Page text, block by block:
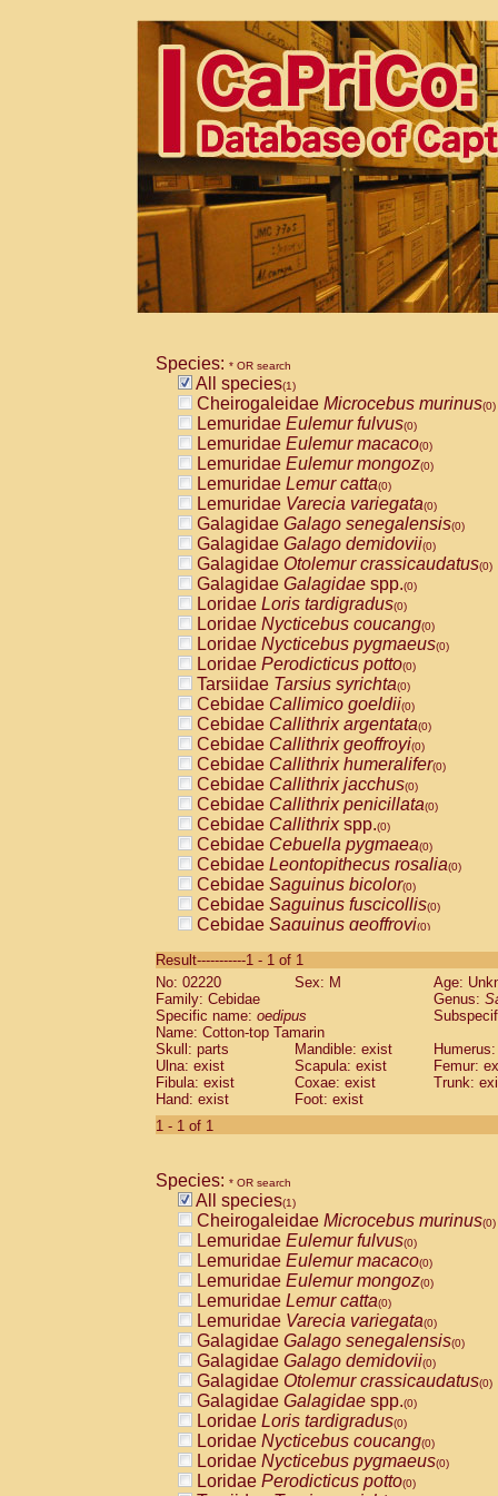
Species: * OR search
All species(1)
Cheirogaleidae Microcebus murinus(0)
Lemuridae Eulemur fulvus(0)
Lemuridae Eulemur macaco(0)
Lemuridae Eulemur mongoz(0)
Lemuridae Lemur catta(0)
Lemuridae Varecia variegata(0)
Galagidae Galago senegalensis(0)
Galagidae Galago demidovii(0)
Galagidae Otolemur crassicaudatus(0)
Galagidae Galagidae spp.(0)
Loridae Loris tardigradus(0)
Loridae Nycticebus coucang(0)
Loridae Nycticebus pygmaeus(0)
Loridae Perodicticus potto(0)
Tarsiidae Tarsius syrichta(0)
Cebidae Callimico goeldii(0)
Cebidae Callithrix argentata(0)
Cebidae Callithrix geoffroyi(0)
Cebidae Callithrix humeralifer(0)
Cebidae Callithrix jacchus(0)
Cebidae Callithrix penicillata(0)
Cebidae Callithrixspp.(0)
Cebidae Cebuella pygmaea(0)
Cebidae Leontopithecus rosalia(0)
Cebidae Saguinus bicolor(0)
Cebidae Saguinus fuscicollis(0)
Cebidae Saguinus geoffroyi(0)
CebidaeSaguinus labiatus(0)
Cebidae Saguinus leucopus (0)
Cebidae
CebidaeSaguinus mystax
Cebidae Saguinus nigricollis (0)
Cebidae Saguinus oedipus
Cebidae Saguinus weddelli
Cebidae Saguinusspp.
Cebidae
CebidaeCebus capucinus
CebidaeCebus nigrivittatus
CebidaeCebus spp.(0)
CebidaeSaimiri boliviensis(0)
CebidaeSaimiri sciureus(0)
AtelidaeAlouatta caraya(0)
AtelidaeAlouatta fusca(0)
AtelidaeAlouatta seniculus(0)
AtelidaeAlouattaspp.(0)
AtelidaeAteles belzebuth(0)
AtelidaeAteles geoffroyi(0)
AtelidaeAteles paniscus(0)
AtelidaeAtelesspp.(0)
AtelidaeLagothrix lagothricha(0)
AtelidaeLagothrix lagothricha cana
PitheciidaeCacajao calvus
Result-----------1 - 1 of 1
No: 02220
Sex: M
Age:
Family: Cebidae
Genus:
Specific name: oedipus
Name: Cotton-top Tamarin
Skull: parts
Mandible: exist
Ulna: exist
Scapula: exist
Femur:
Fibula: exist
Coxae: exist
Trunk:
Hand: exist
Foot: exist
1 - 1 of 1
Species: * OR search
All species(1)
Cheirogaleidae Microcebus murinus(0)
Lemuridae Eulemur fulvus(0)
Lemuridae Eulemur macaco(0)
Lemuridae Eulemur mongoz(0)
Lemuridae Lemur catta(0)
Lemuridae Varecia variegata(0)
Galagidae Galago senegalensis(0)
Galagidae Galago demidovii(0)
Galagidae Otolemur crassicaudatus(0)
Galagidae Galagidae spp.(0)
Loridae Loris tardigradus(0)
Loridae Nycticebus coucang(0)
Loridae Nycticebus pygmaeus(0)
Loridae Perodicticus potto(0)